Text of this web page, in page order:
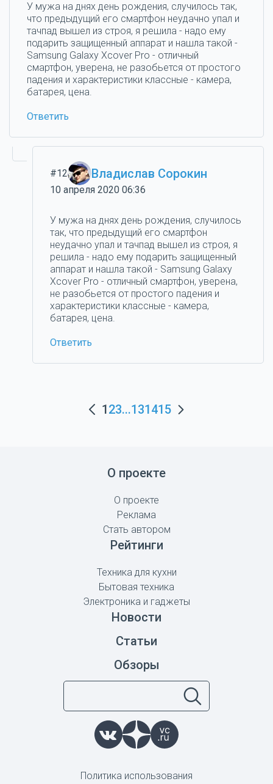
У мужа на днях день рождения, случилось так,
что предыдущий его смартфон неудачно упал и
тачпад вышел из строя, я решила - надо ему
подарить защищенный аппарат и нашла такой -
Samsung Galaxy Xcover Pro - отличный
смартфон, уверена, не разобьется от простого
падения и характеристики классные - камера,
батарея, цена.
Ответить
#12 Владислав Сорокин
10 апреля 2020 06:36
У мужа на днях день рождения, случилось
так, что предыдущий его смартфон
неудачно упал и тачпад вышел из строя, я
решила - надо ему подарить защищенный
аппарат и нашла такой - Samsung Galaxy
Xcover Pro - отличный смартфон, уверена,
не разобьется от простого падения и
характеристики классные - камера,
батарея, цена.
Ответить
123...131415
О проекте
О проекте
Реклама
Стать автором
Рейтинги
Техника для кухни
Бытовая техника
Электроника и гаджеты
Новости
Статьи
Обзоры
Политика использования